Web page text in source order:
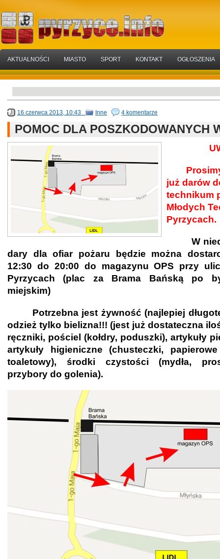
AKTUALNOŚCI MIASTO SPORT KONTAKT OGŁOSZENIA
16 czerwca 2013, 10:43 Inne 4 komentarze
POMOC DLA POSZKODOWANYCH
już darów
technikum
Młodych
Pyrzycach.
W
dary dla ofiar pożaru będzie można
12:30 do 20:00 do magazynu OPS przy
Pyrzycach (plac za Brama Bańską po
miejskim)
Potrzebna jest żywność (najlepiej
odzież tylko bielizna!!! (jest już dostateczna
ręczniki, pościel (kołdry, poduszki), artykuły
artykuły higieniczne (chusteczki,
toaletowy), środki czystości (mydła,
przybory do golenia).